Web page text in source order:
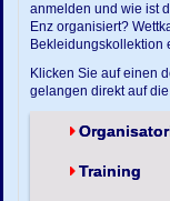
anmelden und wie ist
Enz organisiert?
Bekleidungskollektion
Klicken Sie auf einen
gelangen direkt auf
Training